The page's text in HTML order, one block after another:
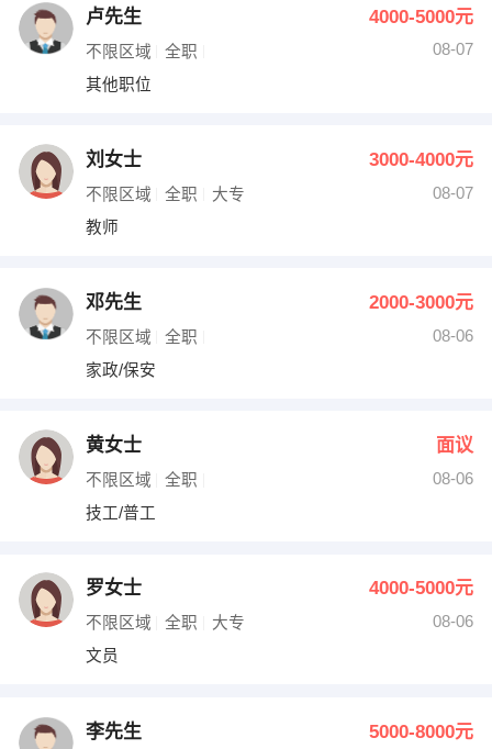
卢先生 4000-5000元
不限区域 全职
08-07
其他职位
刘女士 3000-4000元
不限区域 全职 大专
08-07
教师
邓先生 2000-3000元
不限区域 全职
08-06
家政/保安
黄女士 面议
不限区域 全职
08-06
技工/普工
罗女士 4000-5000元
不限区域 全职 大专
08-06
文员
李先生 5000-8000元